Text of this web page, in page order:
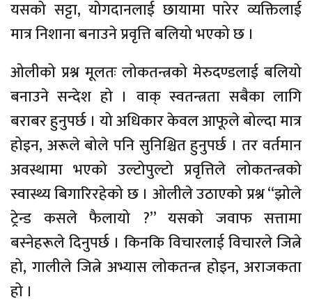
यसको सट्टा, योगदानलाई छायामा पारेर व्यक्तिलाई
मात्र निशाना बनाउने प्रवृत्ति बलियो भएको छ ।
ओलीको प्रश्न मूलतः लोकतन्त्रको मेरुदण्डलाई बलियो
बनाउने सन्देश हो । वाक् स्वतन्त्रता सबैका लागि
बराबर हुनुपर्छ । यो अधिकार केवल आफूले बोल्दा मात्र
होइन, अरूले बोले पनि सुनिश्चित हुनुपर्छ । तर वर्तमान
अवस्थामा भएको उल्टोपुल्टो प्रवृत्तिले लोकतन्त्रको
स्वास्थ्य बिगारिरहेको छ । ओलीले उठाएको प्रश्न “झोले
ट्रेन्ड कसले फैलायो ?” यसको जवाफ सत्तामा
बस्नेहरूले दिनुपर्छ । किनकि विचारलाई विचारले जित्ने
हो, गालीले जित्ने अभ्यास लोकतन्त्र होइन, अराजकता
हो ।